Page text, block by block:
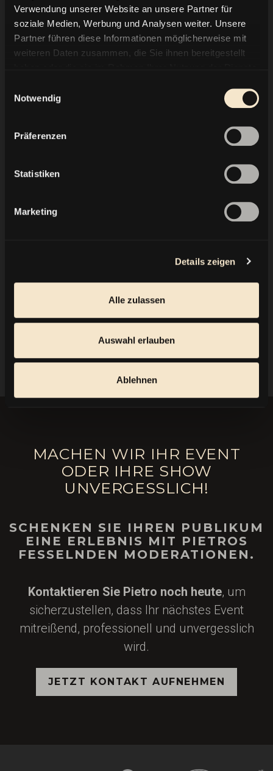
Verwendung unserer Website an unsere Partner für
soziale Medien, Werbung und Analysen weiter. Unsere
Partner führen diese Informationen möglicherweise mit
weiteren Daten zusammen, die Sie ihnen bereitgestellt
Notwendig
Präferenzen
Statistiken
Marketing
Details zeigen
Alle zulassen
Auswahl erlauben
Ablehnen
Atmosphäre und eine großartige Party unter
den Sternen von Capri.
Und das ist nur der Anfang! Das Event in Capri
Summer Collection Events, die ich den ganzen
einzelne wird ein Knaller!
ikonischen Ort durch diesen magischen Abend
concert@berin-iglesias.art
ZURÜCK
MACHEN WIR IHR EVENT
ODER IHRE SHOW
UNVERGESSLICH!
SCHENKEN SIE IHREN PUBLIKUM
EINE ERLEBNIS MIT PIETROS
FESSELNDEN MODERATIONEN.
Kontaktieren Sie Pietro noch heute, um
sicherzustellen, dass Ihr nächstes Event
mitreißend, professionell und unvergesslich
wird.
JETZT KONTAKT AUFNEHMEN